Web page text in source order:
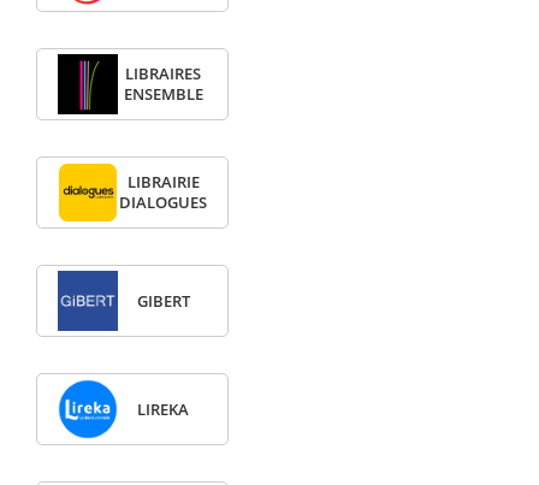
LIBRAIRES
ENSEMBLE
LIBRAIRIE
DIALOGUES
GIBERT
LIREKA